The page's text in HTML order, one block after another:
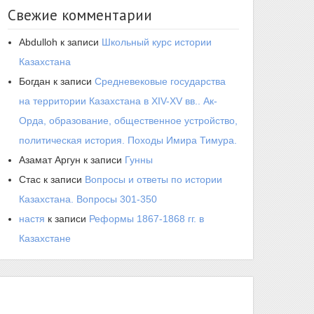
Свежие комментарии
Abdulloh к записи Школьный курс истории
Казахстана
Богдан к записи Средневековые государства
на территории Казахстана в XIV-XV вв.. Ак-
Орда, образование, общественное устройство,
политическая история. Походы Имира Тимура.
Азамат Аргун к записи Гунны
Стас к записи Вопросы и ответы по истории
Казахстана. Вопросы 301-350
настя к записи Реформы 1867-1868 гг. в
Казахстане